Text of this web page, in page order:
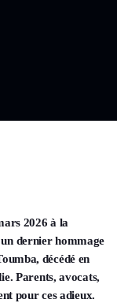
2026 à la
dernier hommage
décédé en
Parents, avocats,
pour ces adieux.